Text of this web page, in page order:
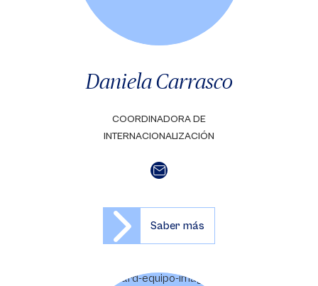
Daniela Carrasco
COORDINADORA DE
INTERNACIONALIZACIÓN
Saber más